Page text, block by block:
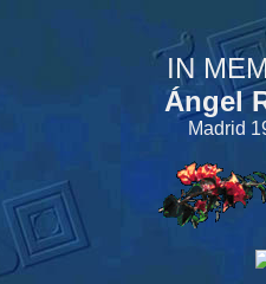
IN
Ángel
Madrid